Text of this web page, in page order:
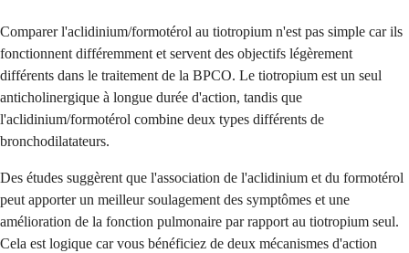
Comparer l'aclidinium/formotérol au tiotropium n'est pas simple car ils
fonctionnent différemment et servent des objectifs légèrement
différents dans le traitement de la BPCO. Le tiotropium est un seul
anticholinergique à longue durée d'action, tandis que
l'aclidinium/formotérol combine deux types différents de
bronchodilatateurs.
Des études suggèrent que l'association de l'aclidinium et du formotérol
peut apporter un meilleur soulagement des symptômes et une
amélioration de la fonction pulmonaire par rapport au tiotropium seul.
Cela est logique car vous bénéficiez de deux mécanismes d'action